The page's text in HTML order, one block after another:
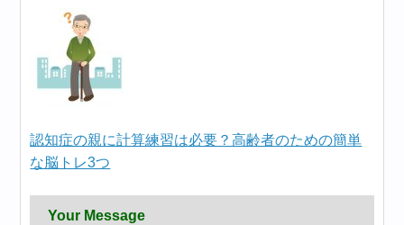
認知症の親に計算練習は必要？高齢者のための簡単
な脳トレ3つ
Your Message